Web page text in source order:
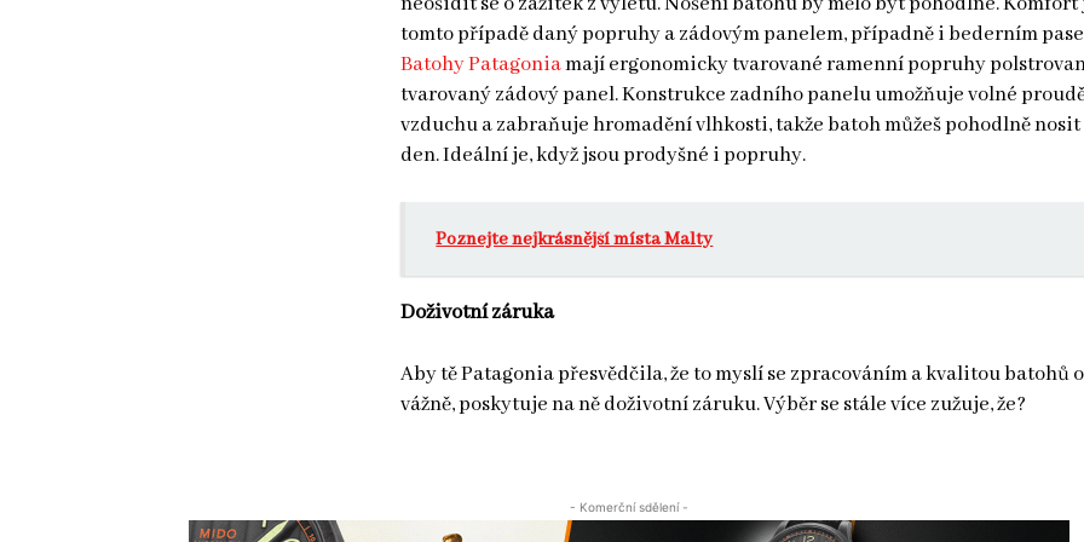
tomto případě daný popruhy a zádovým panelem, případně i bederním
Batohy Patagoniamají ergonomicky tvarované ramenní popruhy
tvarovaný zádový panel. Konstrukce zadního panelu umožňuje volné
vzduchu a zabraňuje hromadění vlhkosti, takže batoh můžeš pohodlně
den. Ideální je, když jsou prodyšné i popruhy.
Poznejte nejkrásnější místa Malty
Doživotní záruka
Aby tě Patagonia přesvědčila, že to myslí se zpracováním a kvalitou batohů
vážně, poskytuje na ně doživotní záruku. Výběr se stále více zužuje, že?
- Komerční sdělení -